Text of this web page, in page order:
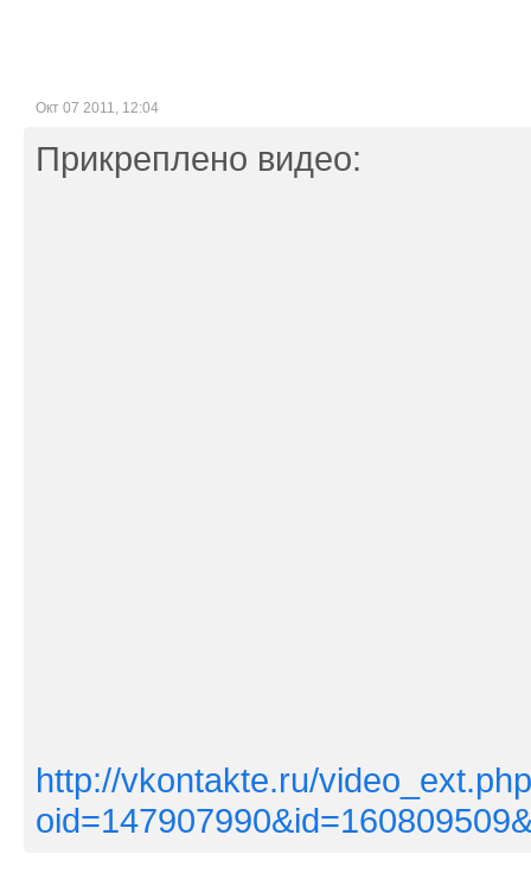
Окт 07 2011, 12:04
Прикреплено видео:
http://vkontakte.ru/